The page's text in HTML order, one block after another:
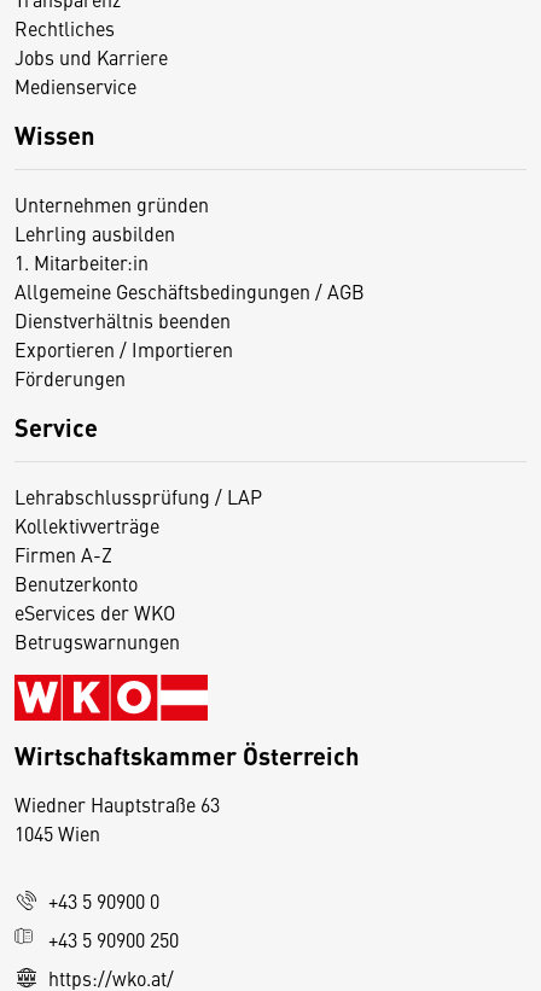
Rechtliches
Jobs und Karriere
Medienservice
Wissen
Unternehmen gründen
Lehrling ausbilden
1. Mitarbeiter:in
Allgemeine Geschäftsbedingungen / AGB
Dienstverhältnis beenden
Exportieren / Importieren
Förderungen
Service
Lehrabschlussprüfung / LAP
Kollektivverträge
Firmen A-Z
Benutzerkonto
eServices der WKO
Betrugswarnungen
Wirtschaftskammer Österreich
Wiedner Hauptstraße 63
1045 Wien
+43 5 90900 0
+43 5 90900 250
https://wko.at/
D
s
e
S